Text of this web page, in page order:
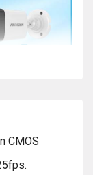
Số lượng 7
CMOS